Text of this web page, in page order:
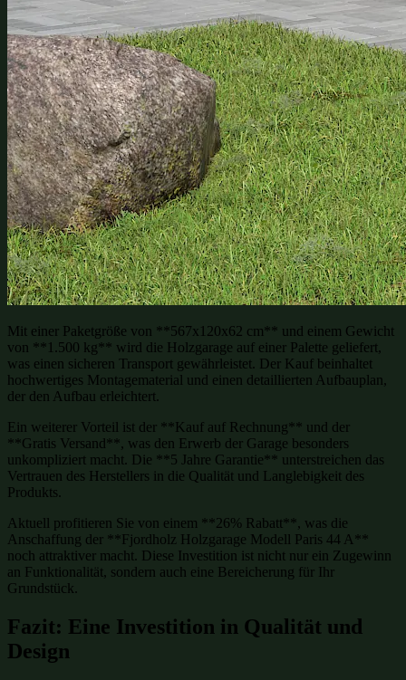
Mit einer Paketgröße von **567x120x62 cm** und einem Gewicht
von **1.500 kg** wird die Holzgarage auf einer Palette geliefert,
was einen sicheren Transport gewährleistet. Der Kauf beinhaltet
hochwertiges Montagematerial und einen detaillierten Aufbauplan,
der den Aufbau erleichtert.
Ein weiterer Vorteil ist der **Kauf auf Rechnung** und der
**Gratis Versand**, was den Erwerb der Garage besonders
unkompliziert macht. Die **5 Jahre Garantie** unterstreichen das
Vertrauen des Herstellers in die Qualität und Langlebigkeit des
Produkts.
Aktuell profitieren Sie von einem **26% Rabatt**, was die
Anschaffung der **Fjordholz Holzgarage Modell Paris 44 A**
noch attraktiver macht. Diese Investition ist nicht nur ein Zugewinn
an Funktionalität, sondern auch eine Bereicherung für Ihr
Grundstück.
Fazit: Eine Investition in Qualität und
Design